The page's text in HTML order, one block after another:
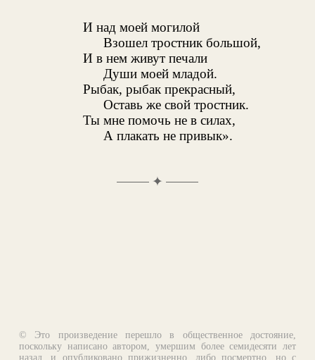
И над моей могилой
Взошел тростник большой,
И в нем живут печали
Души моей младой.
Рыбак, рыбак прекрасный,
Оставь же свой тростник.
Ты мне помочь не в силах,
А плакать не привык».
✦
© Это произведение перешло в общественное достояние,
поскольку написано автором, умершим более семидесяти лет
назад, и опубликовано прижизненно, либо посмертно, но с